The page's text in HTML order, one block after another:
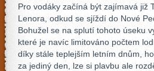
Pro vodáky začíná být zajímavá již
Lenora, odkud se sjíždí do Nové
Bohužel se na splutí tohoto úseku
které je navíc limitováno počtem
díky stále teplejším letním dnům,
za jediný den, lze si plavbu ale